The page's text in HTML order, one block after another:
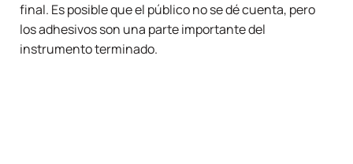
final. Es posible que el público no se dé cuenta, pero
los adhesivos son una parte importante del
instrumento terminado.